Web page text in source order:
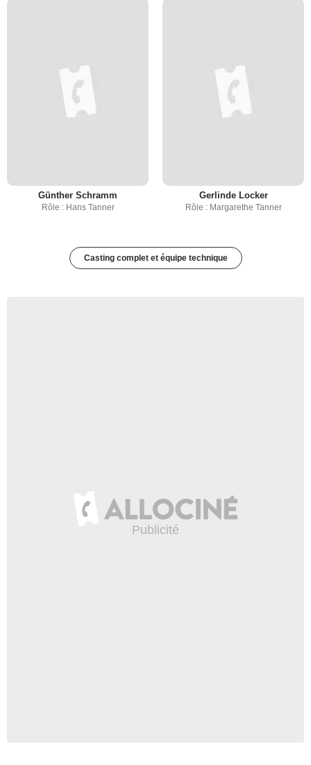
Günther Schramm
Rôle : Hans Tanner
Gerlinde Locker
Rôle : Margarethe Tanner
Casting complet et équipe technique